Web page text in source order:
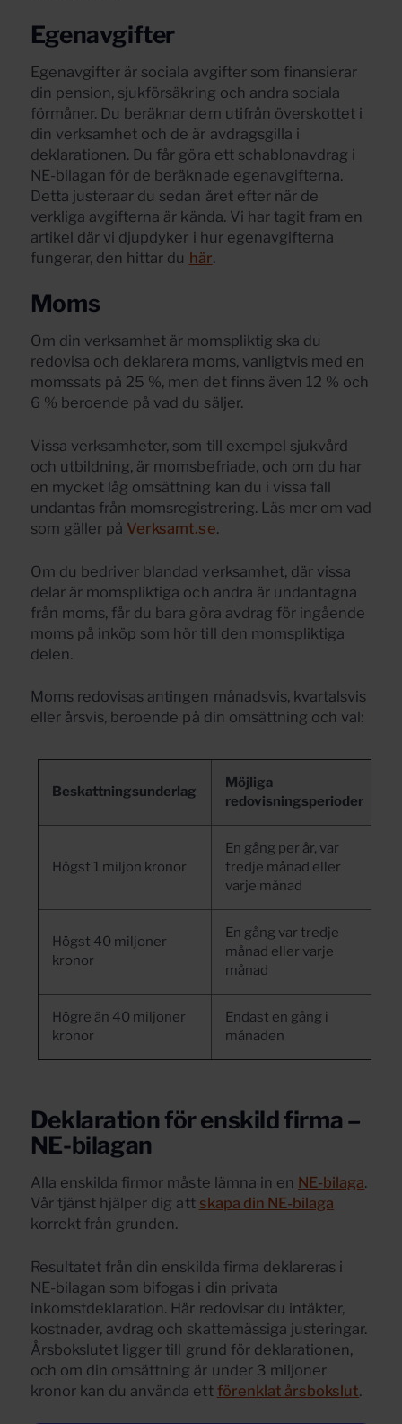
Egenavgifter
Egenavgifter är sociala avgifter som finansierar
din pension, sjukförsäkring och andra sociala
förmåner. Du beräknar dem utifrån överskottet i
din verksamhet och de är avdragsgilla i
deklarationen. Du får göra ett schablonavdrag i
NE-bilagan för de beräknade egenavgifterna.
Detta justeraar du sedan året efter när de
verkliga avgifterna är kända. Vi har tagit fram en
artikel där vi djupdyker i hur egenavgifterna
fungerar, den hittar du här.
Moms
Om din verksamhet är momspliktig ska du
redovisa och deklarera moms, vanligtvis med en
momssats på 25 %, men det finns även 12 % och
6 % beroende på vad du säljer.
Vissa verksamheter, som till exempel sjukvård
och utbildning, är momsbefriade, och om du har
en mycket låg omsättning kan du i vissa fall
undantas från momsregistrering. Läs mer om vad
som gäller på Verksamt.se.
Om du bedriver blandad verksamhet, där vissa
delar är momspliktiga och andra är undantagna
från moms, får du bara göra avdrag för ingående
moms på inköp som hör till den momspliktiga
delen.
Moms redovisas antingen månadsvis, kvartalsvis
eller årsvis, beroende på din omsättning och val:
Beskattningsunderlag
Möjliga
redovisningsperioder
Högst 1 miljon kronor
En gång per år, var
tredje månad eller
varje månad
Högst 40 miljoner
kronor
En gång var tredje
månad eller varje
månad
Högre än 40 miljoner
kronor
Endast en gång i
månaden
Deklaration för enskild firma –
NE-bilagan
Alla enskilda firmor måste lämna in en NE-bilaga.
Vår tjänst hjälper dig att skapa din NE-bilaga
korrekt från grunden.
Resultatet från din enskilda firma deklareras i
NE-bilagan som bifogas i din privata
inkomstdeklaration. Här redovisar du intäkter,
kostnader, avdrag och skattemässiga justeringar.
Årsbokslutet ligger till grund för deklarationen,
och om din omsättning är under 3 miljoner
kronor kan du använda ett förenklat årsbokslut.